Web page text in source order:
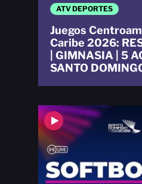
ATV DEPORTES
Juegos
Caribe 2026:
| GIMNASIA | 5
SANTO